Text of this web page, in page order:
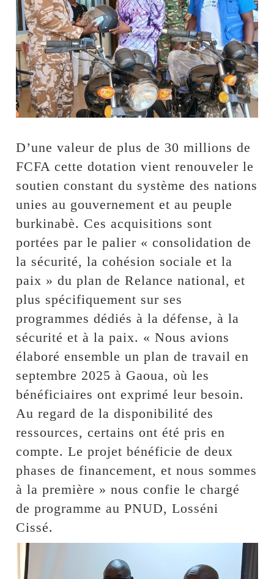
D’une valeur de plus de 30 millions de
FCFA cette dotation vient renouveler le
soutien constant du système des nations
unies au gouvernement et au peuple
burkinabè. Ces acquisitions sont
portées par le palier « consolidation de
la sécurité, la cohésion sociale et la
paix » du plan de Relance national, et
plus spécifiquement sur ses
programmes dédiés à la défense, à la
sécurité et à la paix. « Nous avions
élaboré ensemble un plan de travail en
septembre 2025 à Gaoua, où les
bénéficiaires ont exprimé leur besoin.
Au regard de la disponibilité des
ressources, certains ont été pris en
compte. Le projet bénéficie de deux
phases de financement, et nous sommes
à la première » nous confie le chargé
de programme au PNUD, Losséni
Cissé.